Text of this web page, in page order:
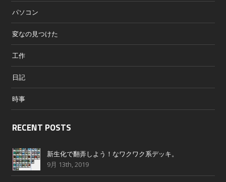
パソコン
変なの見つけた
工作
日記
時事
RECENT POSTS
新生化で翻弄しよう！なワクワク系デッキ。
9月 13th, 2019